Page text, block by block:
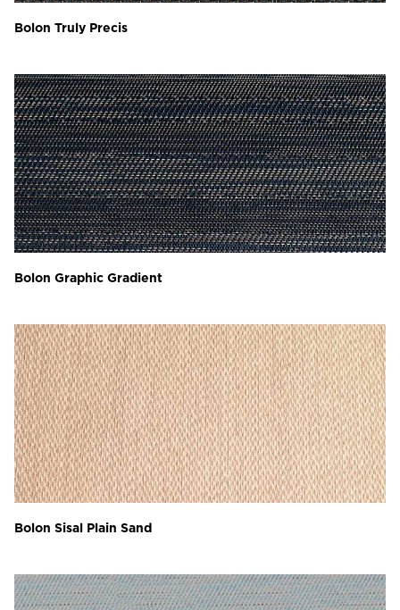
Bolon Truly Precis
Bolon Graphic Gradient
Bolon Sisal Plain Sand